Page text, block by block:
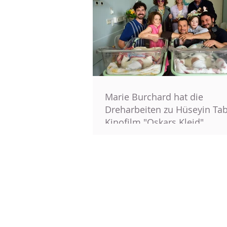
Marie Burchard hat die
Dreharbeiten zu Hüseyin
Kinofilm "Oskars Kleid"